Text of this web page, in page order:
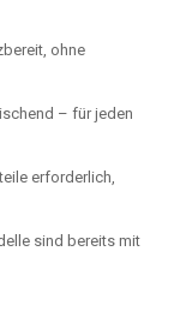
ohne
– für jeden
erforderlich,
sind bereits mit